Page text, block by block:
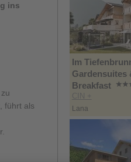
ins
führt als
Im
Gardensuites
Breakfast
CIN +
Lana